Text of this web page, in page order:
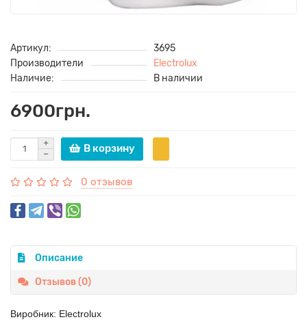
Артикул:
3695
Производители
Electrolux
Наличие:
В наличии
6900грн.
В корзину
0 отзывов
Описание
Отзывов (0)
Виробник: Electrolux